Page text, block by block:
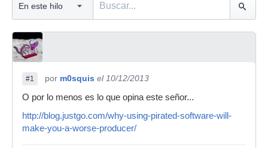
#1 por m0squis el 10/12/2013
O por lo menos es lo que opina este señor...
http://blog.justgo.com/why-using-pirated-software-will-
make-you-a-worse-producer/